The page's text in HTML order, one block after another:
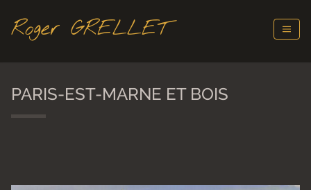
Roger GRELLET
PARIS-EST-MARNE ET BOIS